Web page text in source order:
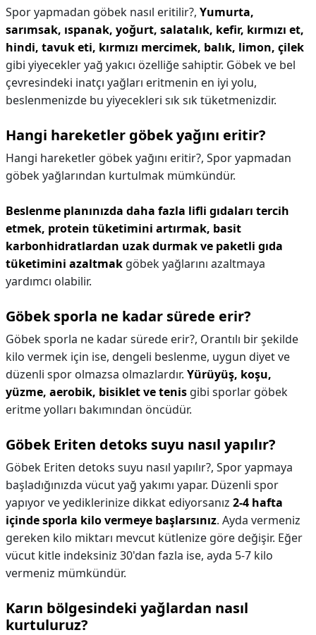
Spor yapmadan göbek nasıl eritilir?, Yumurta,
sarımsak, ıspanak, yoğurt, salatalık, kefir, kırmızı et,
hindi, tavuk eti, kırmızı mercimek, balık, limon, çilek
gibi yiyecekler yağ yakıcı özelliğe sahiptir. Göbek ve bel
çevresindeki inatçı yağları eritmenin en iyi yolu,
beslenmenizde bu yiyecekleri sık sık tüketmenizdir.
Hangi hareketler göbek yağını eritir?
Hangi hareketler göbek yağını eritir?, Spor yapmadan
göbek yağlarından kurtulmak mümkündür.
Beslenme planınızda daha fazla lifli gıdaları tercih
etmek, protein tüketimini artırmak, basit
karbonhidratlardan uzak durmak ve paketli gıda
tüketimini azaltmak göbek yağlarını azaltmaya
yardımcı olabilir.
Göbek sporla ne kadar sürede erir?
Göbek sporla ne kadar sürede erir?, Orantılı bir şekilde
kilo vermek için ise, dengeli beslenme, uygun diyet ve
düzenli spor olmazsa olmazlardır. Yürüyüş, koşu,
yüzme, aerobik, bisiklet ve tenis gibi sporlar göbek
eritme yolları bakımından öncüdür.
Göbek Eriten detoks suyu nasıl yapılır?
Göbek Eriten detoks suyu nasıl yapılır?, Spor yapmaya
başladığınızda vücut yağ yakımı yapar. Düzenli spor
yapıyor ve yediklerinize dikkat ediyorsanız 2-4 hafta
içinde sporla kilo vermeye başlarsınız. Ayda vermeniz
gereken kilo miktarı mevcut kütlenize göre değişir. Eğer
vücut kitle indeksiniz 30'dan fazla ise, ayda 5-7 kilo
vermeniz mümkündür.
Karın bölgesindeki yağlardan nasıl
kurtuluruz?